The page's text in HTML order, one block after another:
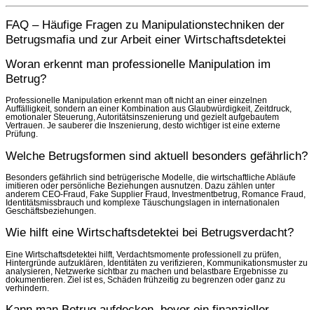
FAQ – Häufige Fragen zu Manipulationstechniken der
Betrugsmafia und zur Arbeit einer Wirtschaftsdetektei
Woran erkennt man professionelle Manipulation im
Betrug?
Professionelle Manipulation erkennt man oft nicht an einer einzelnen
Auffälligkeit, sondern an einer Kombination aus Glaubwürdigkeit, Zeitdruck,
emotionaler Steuerung, Autoritätsinszenierung und gezielt aufgebautem
Vertrauen. Je sauberer die Inszenierung, desto wichtiger ist eine externe
Prüfung.
Welche Betrugsformen sind aktuell besonders gefährlich?
Besonders gefährlich sind betrügerische Modelle, die wirtschaftliche Abläufe
imitieren oder persönliche Beziehungen ausnutzen. Dazu zählen unter
anderem CEO-Fraud, Fake Supplier Fraud, Investmentbetrug, Romance Fraud,
Identitätsmissbrauch und komplexe Täuschungslagen in internationalen
Geschäftsbeziehungen.
Wie hilft eine Wirtschaftsdetektei bei Betrugsverdacht?
Eine Wirtschaftsdetektei hilft, Verdachtsmomente professionell zu prüfen,
Hintergründe aufzuklären, Identitäten zu verifizieren, Kommunikationsmuster zu
analysieren, Netzwerke sichtbar zu machen und belastbare Ergebnisse zu
dokumentieren. Ziel ist es, Schäden frühzeitig zu begrenzen oder ganz zu
verhindern.